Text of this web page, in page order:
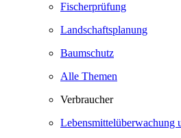
Fischerprüfung
Landschaftsplanung
Baumschutz
Alle Themen
Verbraucher
Lebensmittelüberwachung